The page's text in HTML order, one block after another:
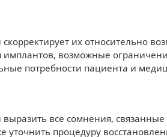
их относительно
возможные
потребности пациента и
все сомнения,
процедуру